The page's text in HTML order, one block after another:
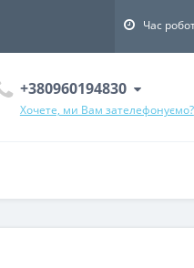
Час
+380960194830
Хочете, ми Вам зателефонуємо?